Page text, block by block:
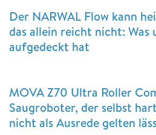
Der NARWAL Flow kann
das allein reicht nicht: Was
aufgedeckt hat
MOVA Z70 Ultra Roller
Saugroboter, der selbst
nicht als Ausrede gelten